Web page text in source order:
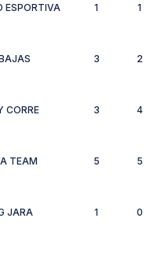
ESPORTIVA 1 1
3 2
CORRE 3 4
TEAM 5 5
JARA 1 0